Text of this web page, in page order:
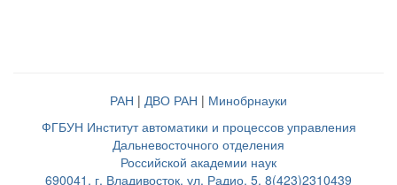
РАН | ДВО РАН | Минобрнауки
ФГБУН Институт автоматики и процессов управления
Дальневосточного отделения
Российской академии наук
690041, г. Владивосток, ул. Радио, 5, 8(423)2310439